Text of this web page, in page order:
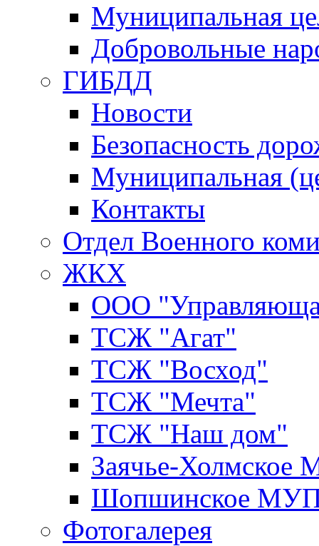
Муниципальная
Добровольные
ГИБДД
Новости
Безопасность
Муниципальная
Контакты
Отдел Военного
ЖКХ
ООО
ТСЖ "Агат"
ТСЖ "Восход"
ТСЖ "Мечта"
ТСЖ "Наш дом"
Заячье-
Шопшинское
Фотогалерея